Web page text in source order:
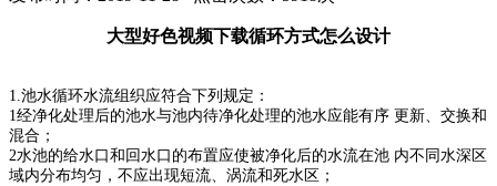
大型好色视频下载循环方式怎么设计
1.池水循环水流组织应符合下列规定：
1经净化处理后的池水与池内待净化处理的池水应能有序 更新、交换和
混合；
2水池的给水口和回水口的布置应使被净化后的水流在池 内不同水深区
域内分布均匀，不应出现短流、涡流和死水区；